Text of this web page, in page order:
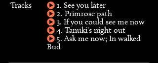
Tracks
1. See you later
2. Primrose path
3. If you could see me now
4. Tanuki's night out
5. Ask me now; In walked
Bud